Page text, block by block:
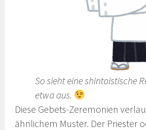
So sieht eine shintoistische
etwa aus.
Diese Gebets-Zeremonien
ähnlichem Muster. Der Priester